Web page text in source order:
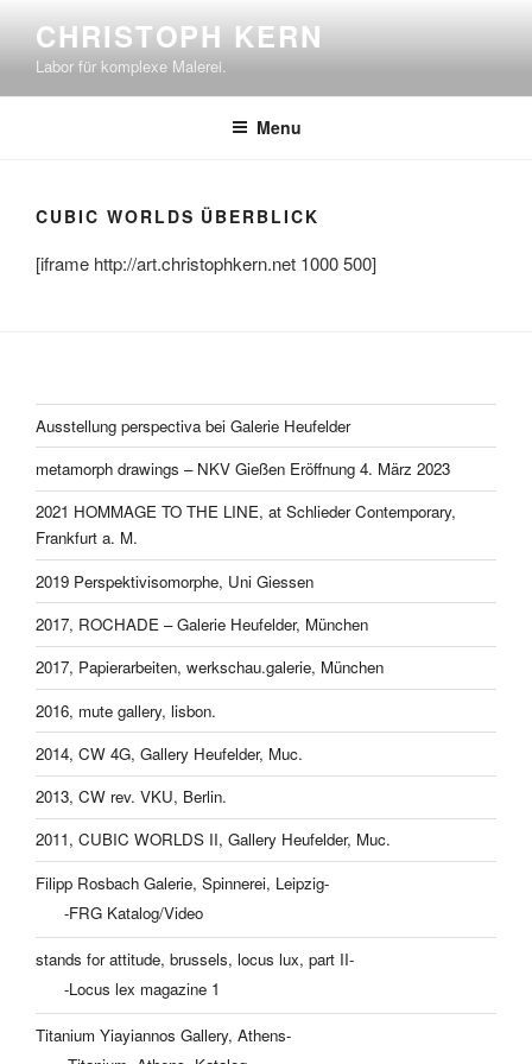
content
CHRISTOPH KERN
Labor für komplexe Malerei.
Menu
CUBIC WORLDS ÜBERBLICK
[iframe http://art.christophkern.net 1000 500]
Ausstellung perspectiva bei Galerie Heufelder
metamorph drawings – NKV Gießen Eröffnung 4. März 2023
2021 HOMMAGE TO THE LINE, at Schlieder Contemporary,
Frankfurt a. M.
2019 Perspektivisomorphe, Uni Giessen
2017, ROCHADE – Galerie Heufelder, München
2017, Papierarbeiten, werkschau.galerie, München
2016, mute gallery, lisbon.
2014, CW 4G, Gallery Heufelder, Muc.
2013, CW rev. VKU, Berlin.
2011, CUBIC WORLDS II, Gallery Heufelder, Muc.
Filipp Rosbach Galerie, Spinnerei, Leipzig-
-FRG Katalog/Video
stands for attitude, brussels, locus lux, part II-
-Locus lex magazine 1
Titanium Yiayiannos Gallery, Athens-